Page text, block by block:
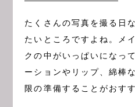
たくさんの写真を撮る日
たいところですよね。メ
クの中がいっぱいになっ
ーションやリップ、綿棒
限の準備することがおす